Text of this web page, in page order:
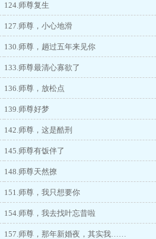
124.师尊复生
127.师尊，小心地滑
130.师尊，趟过五年来见你
133.师尊最清心寡欲了
136.师尊，放松点
139.师尊好梦
142.师尊，这是酷刑
145.师尊有饭伴了
148.师尊天然撩
151.师尊，我只想要你
154.师尊，我去找叶忘昔啦
157.师尊，那年新婚夜，其实我……